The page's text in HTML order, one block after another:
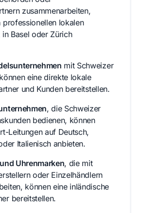
zusammenarbeiten,
professionellen lokalen
Basel oder Zürich
mit Schweizer
eine direkte lokale
und Kunden bereitstellen.
, die Schweizer
bedienen, können
Leitungen auf Deutsch,
Italienisch anbieten.
Uhrenmarken, die mit
oder Einzelhändlern
können eine inländische
bereitstellen.